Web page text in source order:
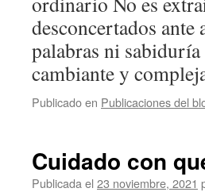
desconcertados
palabras ni
cambiante y
Publicado en Publicaciones del
Cuidado con
Publicada el 23 noviembre, 2021